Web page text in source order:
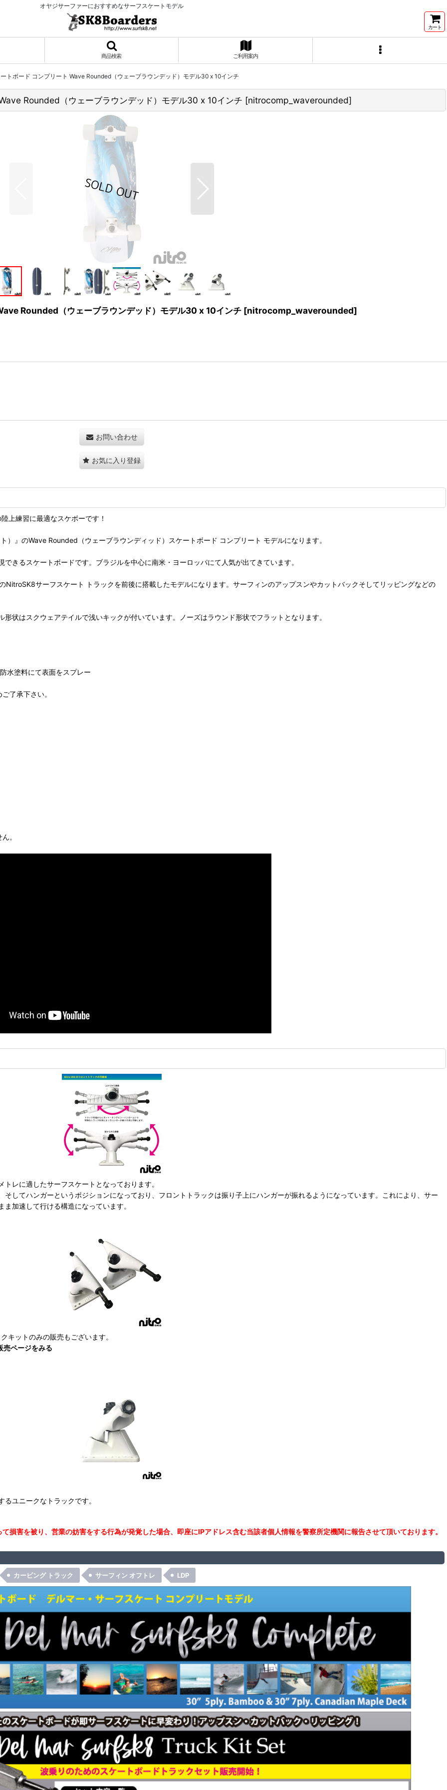
オヤジサーファーにおすすめなサーフスケートモデル
カート
商品検索 ご利用案内
トボード コンプリート Wave Rounded（ウェーブラウンデッド）モデル30 x 10インチ
Rounded（ウェーブラウンデッド）モデル30 x 10インチ [nitrocomp_waverounded]
Rounded（ウェーブラウンデッド）モデル30 x 10インチ [nitrocomp_waverounded]
お問い合わせ
お気に入り登録
上練習に最適なスケボーです！
』のWave Rounded（ウェーブラウンディッド）スケートボード コンプリート モデルになります。
きるスケートボードです。ブラジルを中心に南米・ヨーロッパにて人気が出てきています。
サーフスケート トラックを前後に搭載したモデルになります。サーフィンのアップスンやカットバックそしてリッピングなどの
状はスクウェアテイルで浅いキックが付いています。ノーズはラウンド形状でフラットとなります。
水塗料にて表面をスプレー
了承下さい。
。
レに適したサーフスケートとなっております。
してハンガーというポジションになっており、フロントトラックは振り子上にハンガーが振れるようになっています。これにより、サー
加速して行ける構造になっています。
キットのみの販売もございます。
売ページをみる
ユニークなトラックです。
損害を被り、営業の妨害をする行為が発覚した場合、即座にIPアドレス含む当該者個人情報を警察所定機関に報告させて頂いております。
カービング トラック サーフィン オフトレ LDP